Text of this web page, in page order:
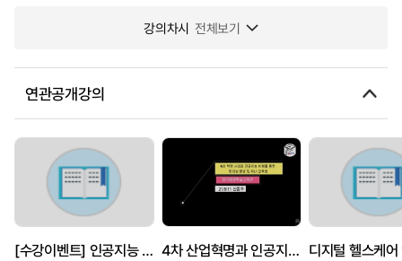
강의차시 전체보기
연관공개강의
[수강이벤트] 인공지능 시대의 디지털 스토리텔링 4차 산업혁명과 인공지능 시대, 창의성 향상 및 자녀 교육법